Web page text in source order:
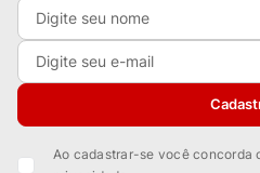
Ao cadastrar-se você concorda